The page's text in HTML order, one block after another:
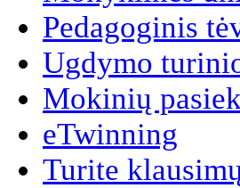
Pedagoginis
Ugdymo
Mokinių
eTwinning
Turite